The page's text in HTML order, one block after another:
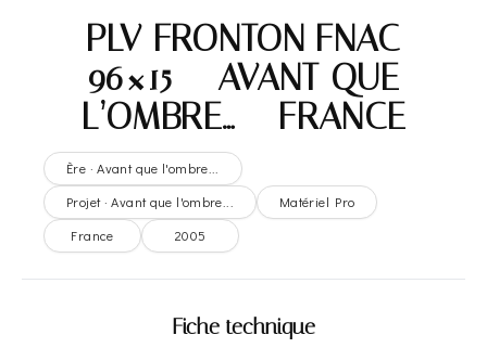
PLV FRONTON FNAC
96×15 – AVANT QUE
L’OMBRE… – FRANCE
Ère · Avant que l'ombre...
Projet · Avant que l'ombre...
Matériel Pro
France
2005
Fiche technique